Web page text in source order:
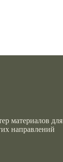
материалов для
направлений